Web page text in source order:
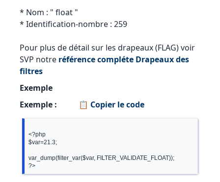
* Nom : " float "
* Identification-nombre : 259
Pour plus de détail sur les drapeaux (FLAG) voir
SVP notre référence compléte Drapeaux des
filtres
Exemple
Exemple :
📋 Copier le code
<?php
$var=21.3;
var_dump(filter_var($var, FILTER_VALIDATE_FLOAT));